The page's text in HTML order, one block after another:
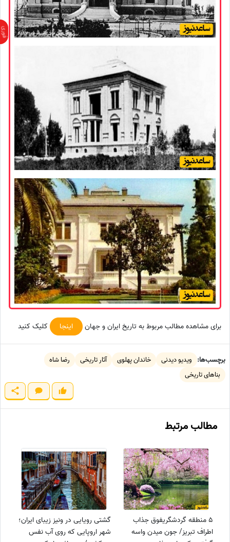
برای مشاهده مطالب مربوط به تاریخ ایران و جهان اینجا کلیک کنید
برچسب‌ها: ویدیو دیدنی خاندان پهلوی آثار تاریخی
رضا شاه
بناهای تاریخی
مطالب مرتبط
5 منطقه گردشگریفوق جذاب
اطراف تبریز/ جون میدن واسه
گشتی رویایی در ونیز زیبای ایران؛
شهر اروپایی که روی آب نفس